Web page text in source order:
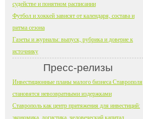
судействе и понятном расписании
Футбол и хоккей зависят от календаря, состава и
ритма сезона
Газеты и журналы: выпуск, рубрика и доверие к
источнику
Пресс-релизы
Инвестиционные планы малого бизнеса Ставрополя
становятся невозвратными издержками
Ставрополь как центр притяжения для инвестиций:
экономика, логистика, человеческий капитал